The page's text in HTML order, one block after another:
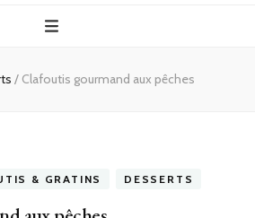
/ Clafoutis gourmand aux pêches
& GRATINS DESSERTS